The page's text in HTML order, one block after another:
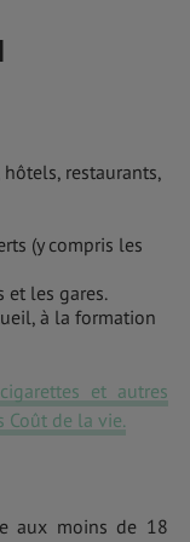
restaurants,
(y compris les
et les gares.
à la formation
et autres
de la vie.
aux moins de 18